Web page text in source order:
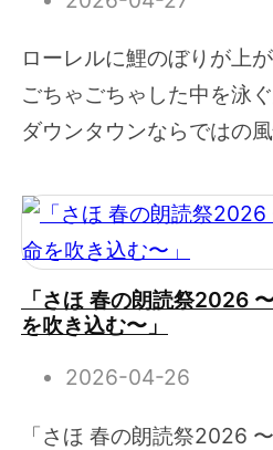
ローレルに鯉のぼりが上
ごちゃごちゃした中を泳
ダウンタウンならではの
「さほ 春の朗読祭2026
を吹き込む〜」
2026-04-26
「さほ 春の朗読祭2026